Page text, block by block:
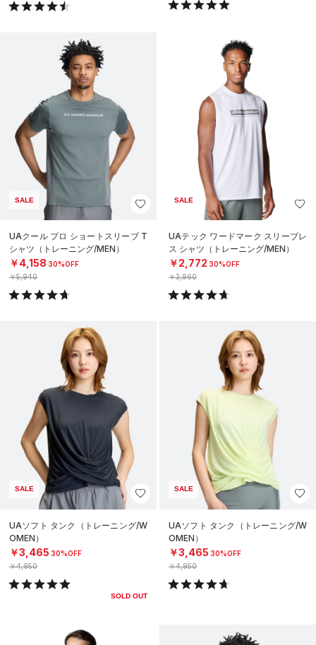
SALE
UAクール プロ ショートスリーブ T
シャツ（トレーニング/MEN）
￥4,158 30%OFF
￥5,940
SALE
UAテック ワードマーク スリーブレ
ス シャツ（トレーニング/MEN）
￥2,772 30%OFF
￥3,960
SALE
UAソフト タンク（トレーニング/W
OMEN）
￥3,465 30%OFF
￥4,950
SOLD OUT
SALE
UAソフト タンク（トレーニング/W
OMEN）
￥3,465 30%OFF
￥4,950